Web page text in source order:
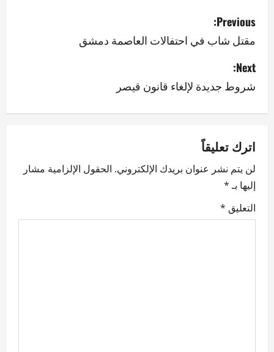
P
o
s
t
n
a
v
i
g
Previous:
مقتل شاب في احتفالات العاصمة دمشق
Next:
شروط جديدة لإلغاء قانون قيصر
اترك تعليقاً
لن يتم نشر عنوان بريدك الإلكتروني. الحقول الإلزامية مشار
إليها بـ*
التعليق *